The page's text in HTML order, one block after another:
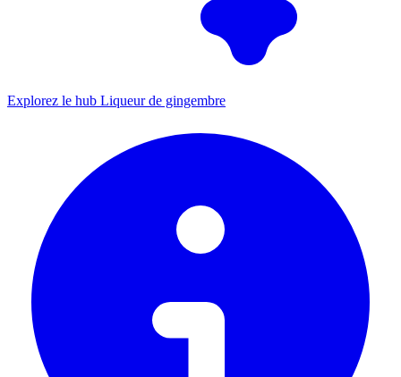
Explorez le hub Liqueur de gingembre